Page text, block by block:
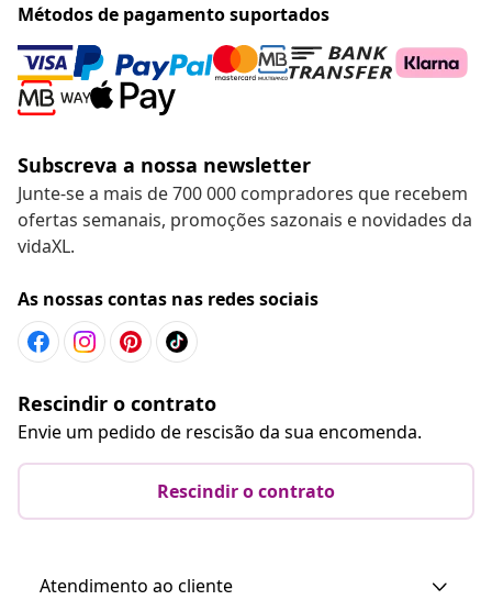
Métodos de pagamento suportados
Subscreva a nossa newsletter
Junte-se a mais de 700 000 compradores que recebem
ofertas semanais, promoções sazonais e novidades da
vidaXL.
As nossas contas nas redes sociais
Rescindir o contrato
Envie um pedido de rescisão da sua encomenda.
Rescindir o contrato
Atendimento ao cliente